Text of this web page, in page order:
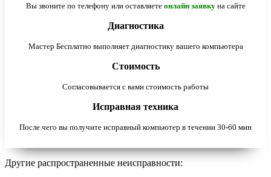
Вы звоните по телефону или оставляете онлайн заявкуна сайте
Диагностика
Мастер Бесплатно выполняет диагностику вашего компьютера
Стоимость
Согласовывается с вами стоимость работы
Исправная техника
После чего вы получите исправный компьютер в течении 30-60 мин
Другие распространенные неисправности: